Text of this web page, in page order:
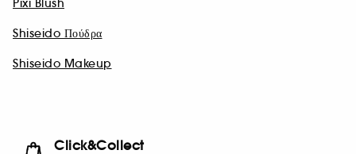
Pixi Blush
Shiseido Πούδρα
Shiseido Makeup
Click&Collect